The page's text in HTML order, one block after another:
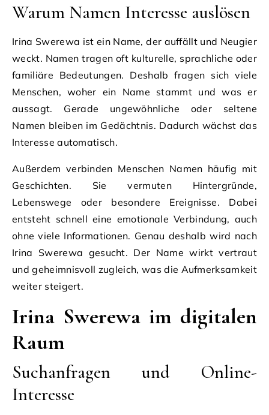
Warum Namen Interesse auslösen
Irina Swerewa ist ein Name, der auffällt und Neugier
weckt. Namen tragen oft kulturelle, sprachliche oder
familiäre Bedeutungen. Deshalb fragen sich viele
Menschen, woher ein Name stammt und was er
aussagt. Gerade ungewöhnliche oder seltene
Namen bleiben im Gedächtnis. Dadurch wächst das
Interesse automatisch.
Außerdem verbinden Menschen Namen häufig mit
Geschichten. Sie vermuten Hintergründe,
Lebenswege oder besondere Ereignisse. Dabei
entsteht schnell eine emotionale Verbindung, auch
ohne viele Informationen. Genau deshalb wird nach
Irina Swerewa gesucht. Der Name wirkt vertraut
und geheimnisvoll zugleich, was die Aufmerksamkeit
weiter steigert.
Irina Swerewa im digitalen
Raum
Suchanfragen und Online-
Interesse